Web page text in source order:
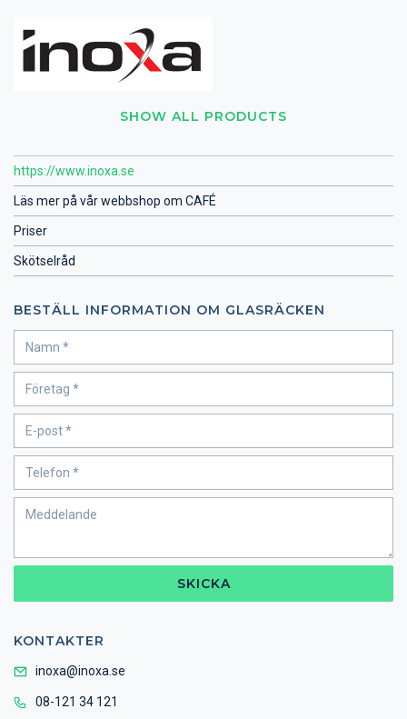
SHOW ALL PRODUCTS
https://www.inoxa.se
Läs mer på vår webbshop om CAFÉ
Priser
Skötselråd
BESTÄLL INFORMATION OM GLASRÄCKEN
SKICKA
KONTAKTER
inoxa@inoxa.se
08-121 34 121